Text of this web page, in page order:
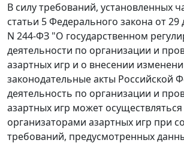
В силу требований, установленных
статьи 5Федерального закона от 29
N 244-ФЗ "О государственном
деятельности по организации и
азартных игр и о внесении
законодательные акты Российской
деятельность по организации и
азартных игр может
организаторами азартных игр при
требований, предусмотренных